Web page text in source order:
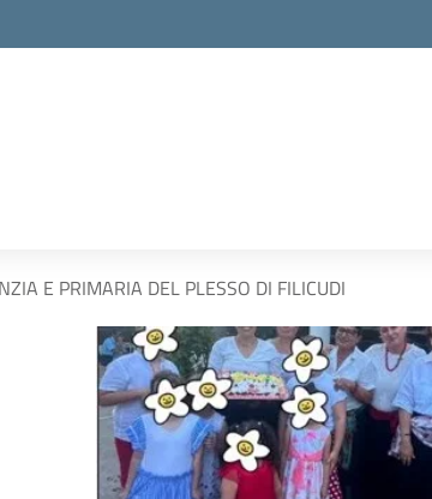
E PRIMARIA DEL PLESSO DI FILICUDI